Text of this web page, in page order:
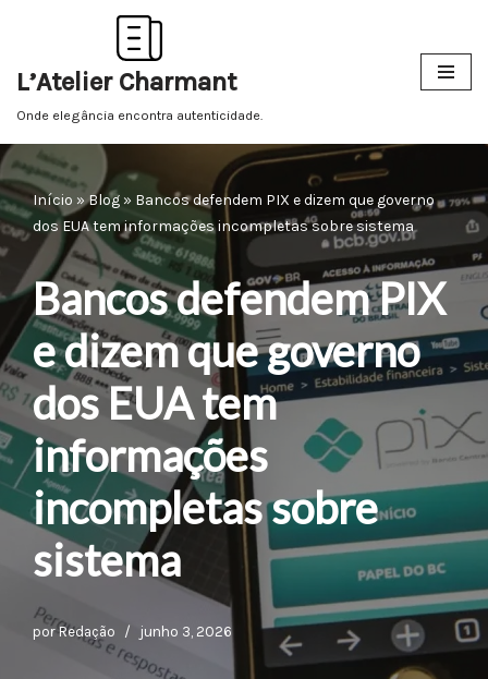
para
o
L’Atelier Charmant
Onde elegância encontra autenticidade.
Início »Blog » Bancos defendem PIX e dizem que governo
dos EUA tem informações incompletas sobre sistema
Bancos defendem PIX
e dizem que governo
dos EUA tem
informações
incompletas sobre
sistema
porRedação junho 3, 2026